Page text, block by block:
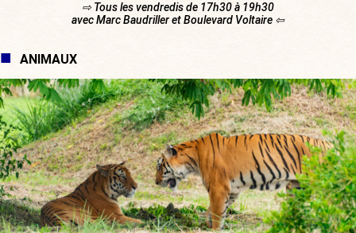
⇨ Tous les vendredis de 17h30 à 19h30
avec Marc Baudriller et Boulevard Voltaire ⇦
ANIMAUX